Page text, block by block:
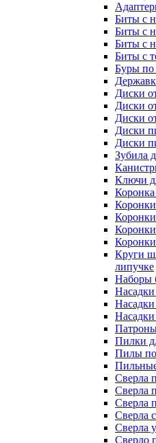
Биты с
Биты с
Биты с
Биты с
Буры по
Диски
Диски
Диски
Диски
Диски
Зубила
Ключи
Круги
липучке
Наборы
Насадки
Пилки
Пилы по
Сверла
Сверла
Сверла
Сверла
Сверла
Сверло